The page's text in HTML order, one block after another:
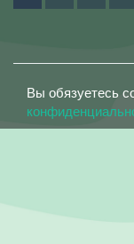
Вы обязуетесь